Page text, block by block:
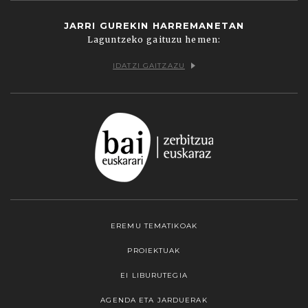
JARRI GUREKIN HARREMANETAN
Laguntzeko gaituzu hemen:
IDATZI GAITZAZU
EREMU TEMATIKOAK
PROIEKTUAK
EI LIBURUTEGIA
AGENDA ETA JARDUERAK